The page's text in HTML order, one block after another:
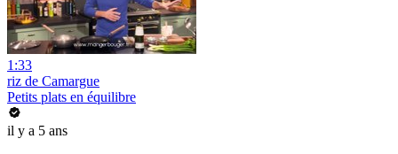
1:33
riz de Camargue
Petits plats en équilibre
il y a 5 ans